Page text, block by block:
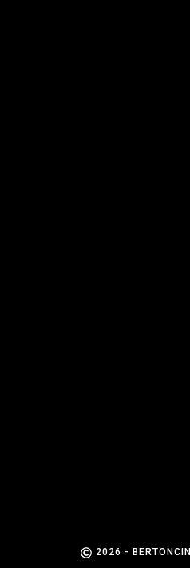
2026 -